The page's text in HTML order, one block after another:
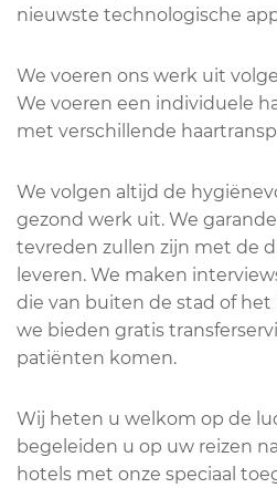
nieuwste technologische
We voeren ons werk uit
We voeren een individuele
met verschillende
We volgen altijd de
gezond werk uit. We
tevreden zullen zijn met de
leveren. We maken
die van buiten de stad of
we bieden gratis
patiënten komen.
Wij heten u welkom op de
begeleiden u op uw reizen
hotels met onze speciaal